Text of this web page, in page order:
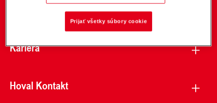
O spoločnosti
Kariéra
Hoval Kontakt
Prijať všetky súbory cookie